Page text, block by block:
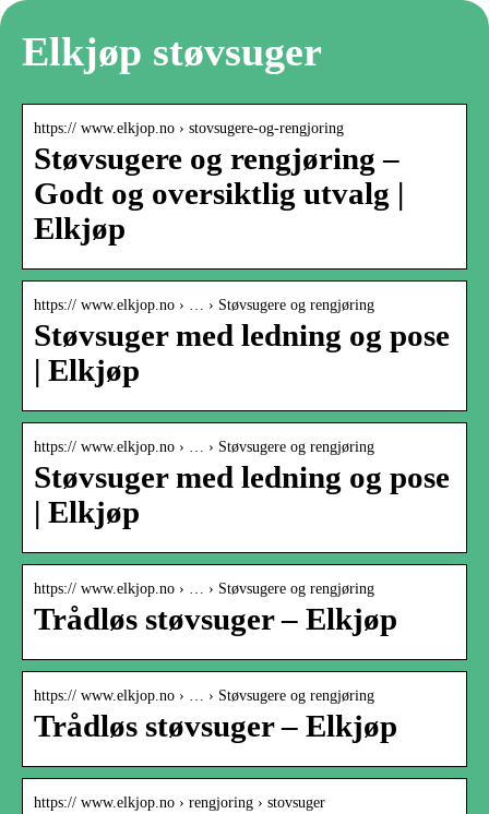
Elkjøp støvsuger
https:// www.elkjop.no › stovsugere-og-rengjoring
Støvsugere og rengjøring –
Godt og oversiktlig utvalg |
Elkjøp
https:// www.elkjop.no › … › Støvsugere og rengjøring
Støvsuger med ledning og pose
| Elkjøp
https:// www.elkjop.no › … › Støvsugere og rengjøring
Støvsuger med ledning og pose
| Elkjøp
https:// www.elkjop.no › … › Støvsugere og rengjøring
Trådløs støvsuger – Elkjøp
https:// www.elkjop.no › … › Støvsugere og rengjøring
Trådløs støvsuger – Elkjøp
https:// www.elkjop.no › rengjoring › stovsuger